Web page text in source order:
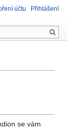
se vám
účtu Přihlášení